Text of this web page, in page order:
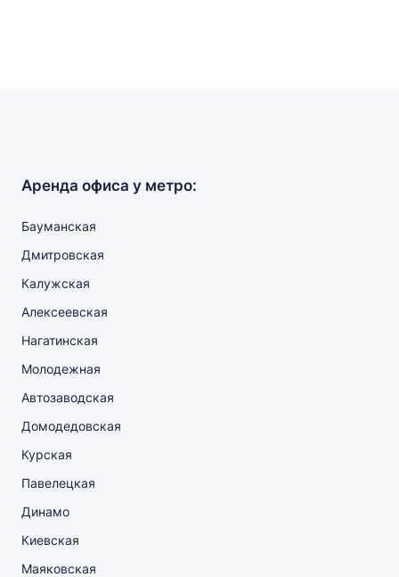
Аренда офиса у метро:
Бауманская
Дмитровская
Калужская
Алексеевская
Нагатинская
Молодежная
Автозаводская
Домодедовская
Курская
Павелецкая
Динамо
Киевская
Маяковская